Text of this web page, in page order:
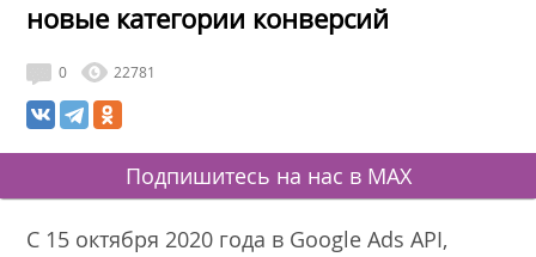
новые категории конверсий
0 22781
Подпишитесь на нас в MAX
С 15 октября 2020 года в Google Ads API,